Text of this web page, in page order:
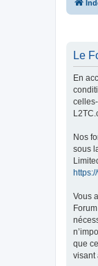
Le
En
Nos
sous
Vous
que
visant